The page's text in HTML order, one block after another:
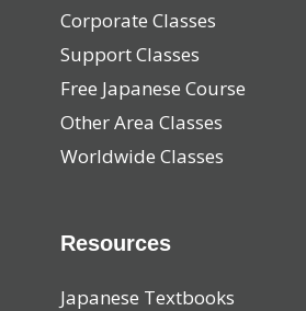
Corporate Classes
Support Classes
Free Japanese Course
Other Area Classes
Worldwide Classes
Resources
Japanese Textbooks